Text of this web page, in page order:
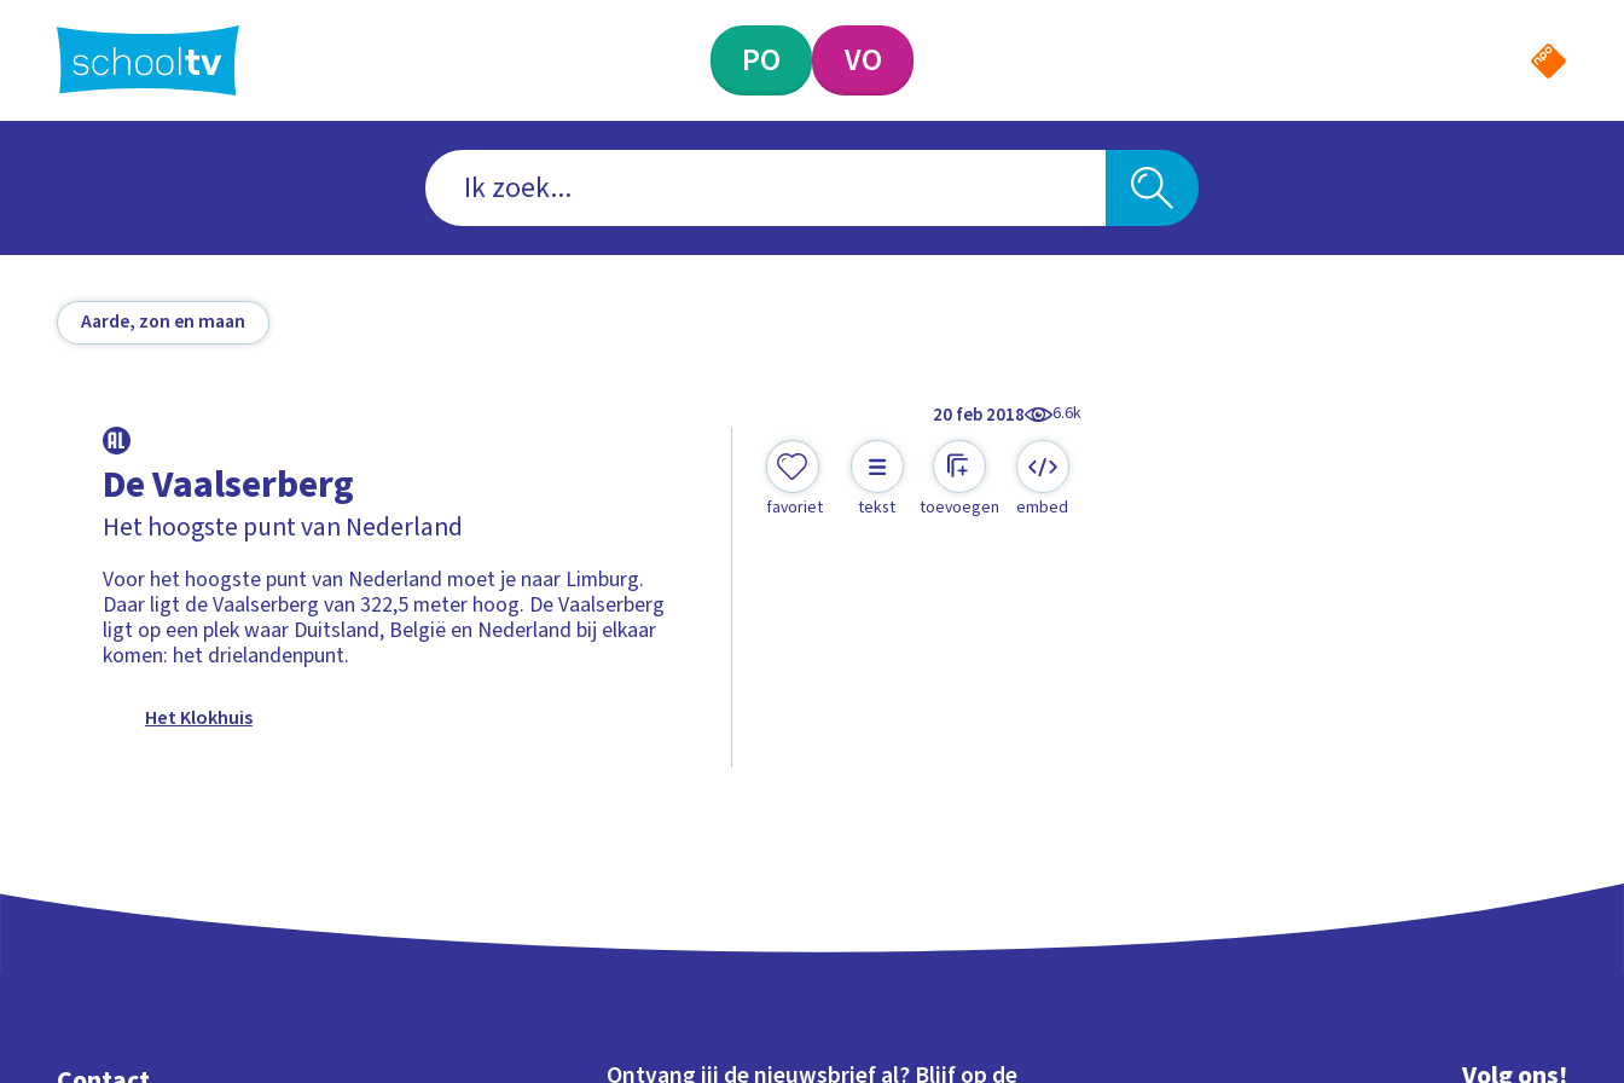
hoofdinhoud
PO VO
Aarde, zon en maan
20 feb 2018 6.6k
De Vaalserberg
Het hoogste punt van Nederland
Voor het hoogste punt van Nederland moet je naar Limburg.
Daar ligt de Vaalserberg van 322,5 meter hoog. De Vaalserberg
ligt op een plek waar Duitsland, België en Nederland bij elkaar
komen: het drielandenpunt.
Het Klokhuis
favoriet tekst toevoegen embed
Ontvang jij de nieuwsbrief al? Blijf op de